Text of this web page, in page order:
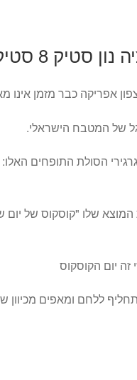
סטיק 8 סטיק.
אפריקה כבר מזמן אינו
של המטבח הישראלי.
הסולת התופחים
שלו "קוסקוס של יום
זה יום הקוסקוס
ללחם ומאפים מכיוון